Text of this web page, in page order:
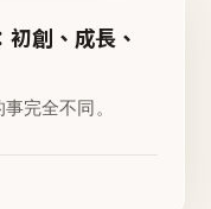
創、成長、
完全不同。